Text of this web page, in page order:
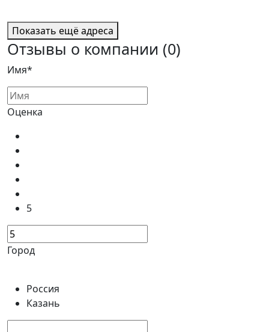
Показать ещё адреса
Отзывы о компании (0)
Имя*
Оценка
5
Город
Россия
Казань